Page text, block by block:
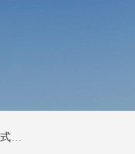
式打码机